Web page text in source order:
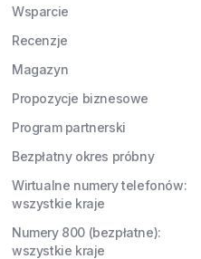
Wsparcie
Recenzje
Magazyn
Propozycje biznesowe
Program partnerski
Bezpłatny okres próbny
Wirtualne numery telefonów:
wszystkie kraje
Numery 800 (bezpłatne):
wszystkie kraje